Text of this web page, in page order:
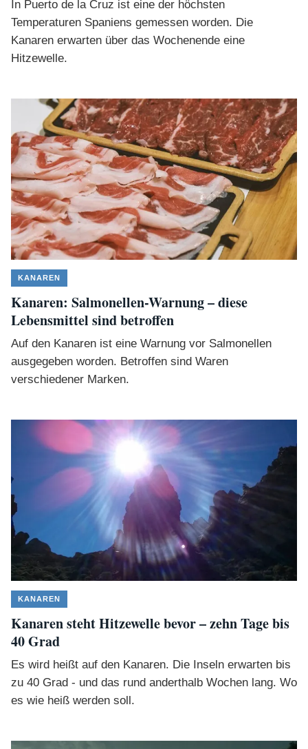
In Puerto de la Cruz ist eine der höchsten
Temperaturen Spaniens gemessen worden. Die
Kanaren erwarten über das Wochenende eine
Hitzewelle.
KANAREN
Kanaren: Salmonellen-Warnung – diese
Lebensmittel sind betroffen
Auf den Kanaren ist eine Warnung vor Salmonellen
ausgegeben worden. Betroffen sind Waren
verschiedener Marken.
KANAREN
Kanaren steht Hitzewelle bevor – zehn Tage bis
40 Grad
Es wird heißt auf den Kanaren. Die Inseln erwarten bis
zu 40 Grad - und das rund anderthalb Wochen lang. Wo
es wie heiß werden soll.